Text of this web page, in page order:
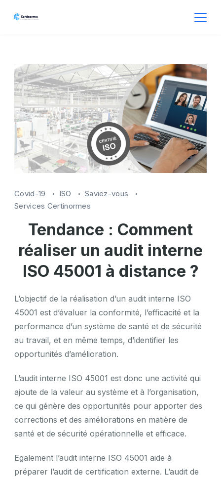
Covid-19 ISO
Saviez-vous
Services Certinormes
Tendance : Comment
réaliser un audit interne
ISO 45001 à distance ?
L’objectif de la réalisation d’un audit interne ISO
45001 est d’évaluer la conformité, l’efficacité et la
performance d’un système de santé et de sécurité
au travail, et en même temps, d’identifier les
opportunités d’amélioration.
L’audit interne ISO 45001 est donc une activité qui
ajoute de la valeur au système et à l’organisation,
ce qui génère des opportunités pour apporter des
corrections et des améliorations en matière de
santé et de sécurité opérationnelle et efficace.
Egalement l’audit interne ISO 45001 aide à
préparer l’audit de certification externe. L’audit de